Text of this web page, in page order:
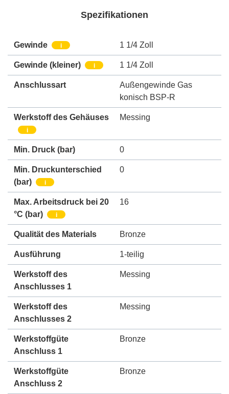
Spezifikationen
Gewinde i 1 1/4 Zoll
Gewinde (kleiner) i 1 1/4 Zoll
Anschlussart
Außengewinde Gas
konisch BSP-R
Werkstoff des Gehäuses
i
Messing
Min. Druck (bar) 0
Min. Druckunterschied
(bar)
i
0
Max. Arbeitsdruck bei 20
°C (bar)
i
16
Qualität des Materials Bronze
Ausführung 1-teilig
Werkstoff des
Anschlusses 1
Messing
Werkstoff des
Anschlusses 2
Messing
Werkstoffgüte
Anschluss 1
Bronze
Werkstoffgüte
Anschluss 2
Bronze